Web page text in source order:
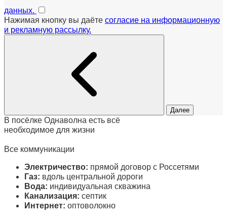
данных.
Нажимая кнопку вы даёте согласие на информационную
и рекламную рассылку.
Далее
В посёлке Однаволна есть всё
необходимое для жизни
Все коммуникации
Электричество: прямой договор с Россетями
Газ: вдоль центральной дороги
Вода: индивидуальная скважина
Канализация: септик
Интернет: оптоволокно